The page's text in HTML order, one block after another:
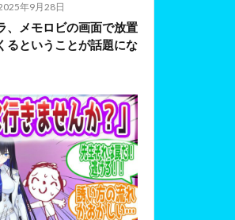
年9月28日
、メモロビの画面で放置
るということが話題にな